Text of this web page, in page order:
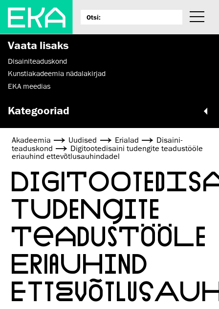
Vaata lisaks
Disaini­­teaduskond
Kunstiakadeemia nädalakirjad
EKA meedias
Kategooriad
Akadeemia Uudised Erialad
Disaini­­
teaduskond
Digitootedisaini tudengite teadustööle
eriauhind ettevõtlusauhindadel
TUDENGITE
TEADUSTÖÖLE
ERIAUHIND